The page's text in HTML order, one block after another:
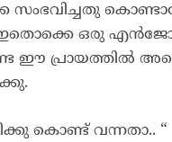
സംഭവിച്ചതു
ഇതൊക്കെ ഒരു
ഈ പ്രായത്തിൽ
കൊണ്ട് വന്നതാ.. “